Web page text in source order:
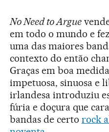
No Need to Argue
em todo o mundo e
uma das maiores
contexto do então
Graças em boa
impetuosa, sinuosa e
irlandesa introduziu
fúria e doçura que
bandas de certo rock